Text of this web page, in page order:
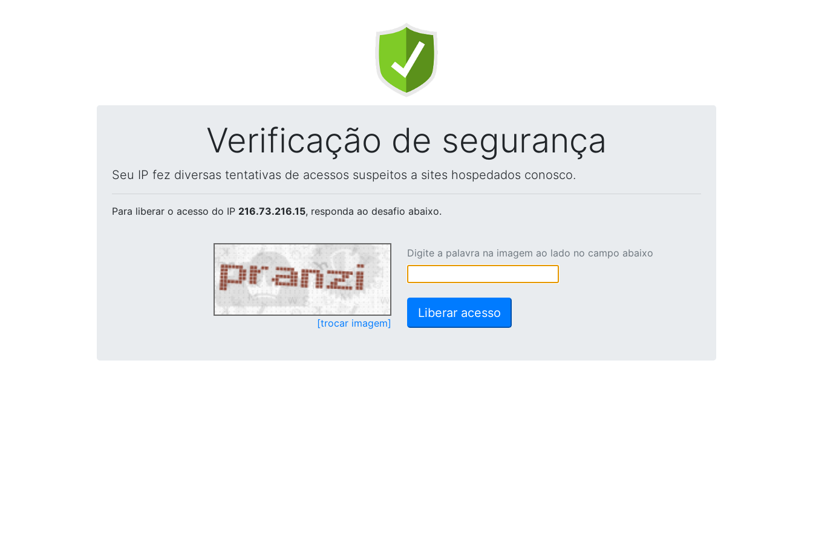
Verificação de segurança
Seu IP fez diversas tentativas de acessos suspeitos a sites hospedados conosco.
Para liberar o acesso do IP 216.73.216.15, responda ao desafio abaixo.
[trocar imagem]
Digite a palavra na imagem ao lado no campo abaixo